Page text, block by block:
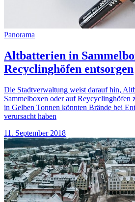
Panorama
Altbatterien in
Recyclinghöfen entsorgen
Die Stadtverwaltung weist darauf hin,
Sammelboxen oder auf Reycyclinghöfen
in Gelben Tonnen könnten Brände bei
verursacht haben
11. September 2018